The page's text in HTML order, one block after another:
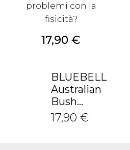
problemi con la
fisicità?
Prezzo
17,90 €
BLUEBELL
Australian
Bush...
17,90 €